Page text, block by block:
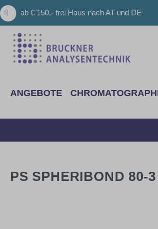
Hauptinhalt springen
Zur Suche springen
Zur Hauptnavigation springen
ab € 150,- frei Haus nach AT und DE
ANGEBOTE
PS SPHERIBOND 80-